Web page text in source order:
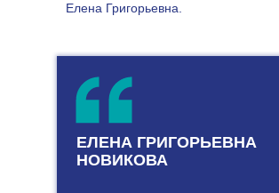
Елена Григорьевна.
ЕЛЕНА ГРИГОРЬЕВНА
НОВИКОВА